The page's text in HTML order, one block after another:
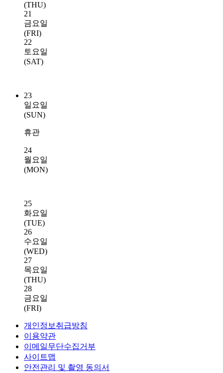
(THU)
21
금요일
(FRI)
22
토요일
(SAT)
23
일요일
(SUN)
휴관
24
월요일
(MON)
25
화요일
(TUE)
26
수요일
(WED)
27
목요일
(THU)
28
금요일
(FRI)
개인정보취급방침
이용약관
이메일무단수집거부
사이트맵
안전관리 및 촬영 동의서